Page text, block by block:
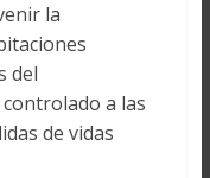
la
del
a las
de vidas